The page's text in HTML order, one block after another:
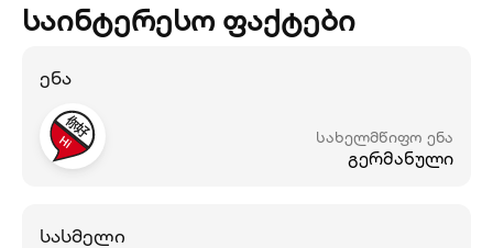
საინტერესო ფაქტები
ენა
სახელმწიფო ენა
გერმანული
სასმელი